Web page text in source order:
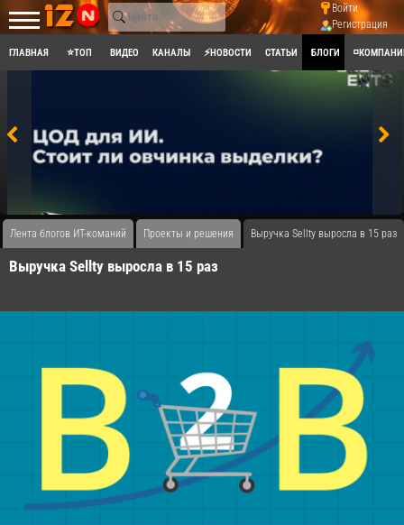
Войти
Регистрация
ГЛАВНАЯ ⭐ТОП ВИДЕО КАНАЛЫ ⚡НОВОСТИ СТАТЬИ БЛОГИ
Лента блогов ИТ-команий Проекты и решения Выручка Sellty выросла в 15 раз
Выручка Sellty выросла в 15 раз